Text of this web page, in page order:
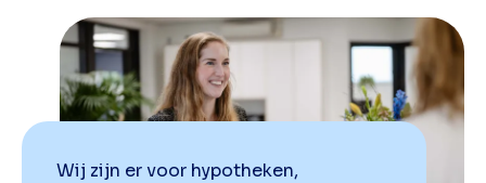
Wij zijn er voor hypotheken,